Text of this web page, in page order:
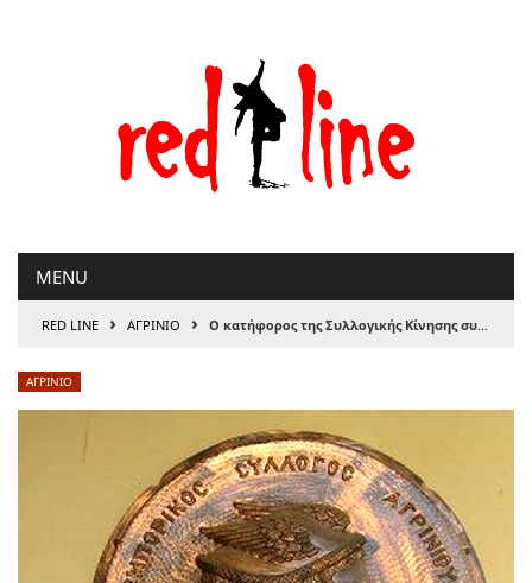
MENU
RED LINE › ΑΓΡΙΝΙΟ › Ο κατήφορος της Συλλογικής Κίνησης συνεχίζεται με στόχο έναν μικρό “δικό τους” Εμπορικό Σύλλογο
ΑΓΡΙΝΙΟ